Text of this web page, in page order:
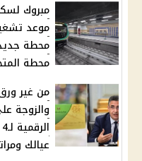
مبروك
محطة
محطة
من غير
والزوجة
عيالك